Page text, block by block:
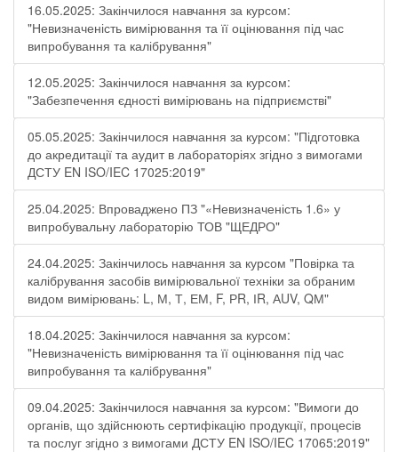
16.05.2025: Закінчилося навчання за курсом:
"Невизначеність вимірювання та її оцінювання під час
випробування та калібрування"
12.05.2025: Закінчилося навчання за курсом:
"Забезпечення єдності вимірювань на підприємстві"
05.05.2025: Закінчилося навчання за курсом: "Підготовка
до акредитації та аудит в лабораторіях згідно з вимогами
ДСТУ EN ISO/IEC 17025:2019"
25.04.2025: Впроваджено ПЗ "«Невизначеність 1.6» у
випробувальну лабораторію ТОВ "ЩЕДРО"
24.04.2025: Закінчилось навчання за курсом "Повірка та
калібрування засобів вимірювальної техніки за обраним
видом вимірювань: L, М, Т, ЕМ, F, РR, ІR, АUV, QМ"
18.04.2025: Закінчилося навчання за курсом:
"Невизначеність вимірювання та її оцінювання під час
випробування та калібрування"
09.04.2025: Закінчилося навчання за курсом: "Вимоги до
органів, що здійснюють сертифікацію продукції, процесів
та послуг згідно з вимогами ДСТУ EN ISO/IEC 17065:2019"